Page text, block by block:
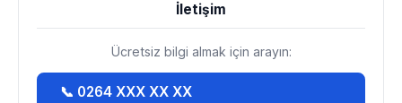
İletişim
Ücretsiz bilgi almak için arayın:
📞 0264 XXX XX XX